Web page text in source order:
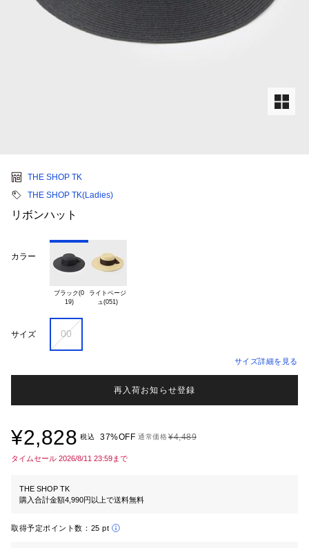
THE SHOP TK
THE SHOP TK(Ladies)
リボンハット
カラー
ブラック(0
19)
ライトベージ
サイズ 00
サイズ詳細を見る
再入荷お知らせ登録
¥2,828 税込 37%OFF 通常価格¥4,489
タイムセール 2026/8/11 23:59まで
THE SHOP TK
購入合計金額4,990円以上で送料無料
取得予定ポイント数： 25 pt